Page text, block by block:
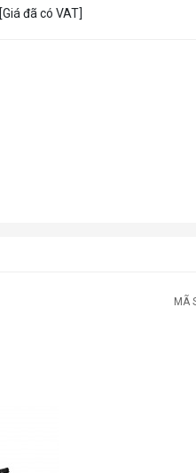
[Giá đã có VAT]
MÃ